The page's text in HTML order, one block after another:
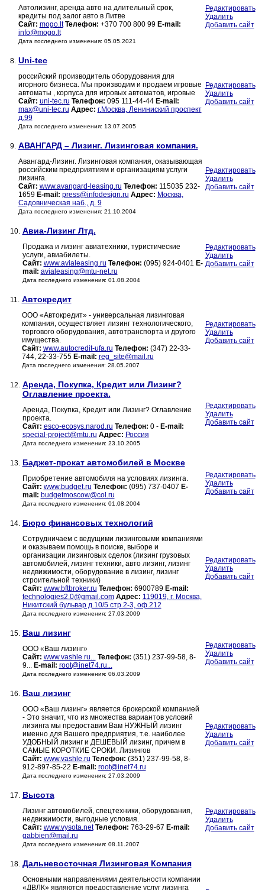
Автолизинг, аренда авто на длительный срок,
кредиты под залог авто в Литве
Сайт: mogo.lt Телефон: +370 700 800 99 E-mail:
info@mogo.lt
Дата последнего изменения: 05.05.2021
Редактировать
Удалить
Добавить сайт
8. Uni-tec
российский производитель оборудования для
игорного бизнеса. Мы производим и продаем игровые
автоматы , корпуса для игровых автоматов, игровые
Сайт: uni-tec.ru Телефон: 095 111-44-44 E-mail:
max@uni-tec.ru Адрес: г.Москва, Лениниский проспект
д.99
Дата последнего изменения: 13.07.2005
Редактировать
Удалить
Добавить сайт
9. АВАНГАРД – Лизинг. Лизинговая компания.
Авангард-Лизинг. Лизинговая компания, оказывающая
российским предприятиям и организациям услуги
лизинга.
Сайт: www.avangard-leasing.ru Телефон: 115035 232-
1659 E-mail: press@infodesign.ru Адрес: Москва,
Садовническая наб., д. 9
Дата последнего изменения: 21.10.2004
Редактировать
Удалить
Добавить сайт
10. Авиа-Лизинг Лтд.
Продажа и лизинг авиатехники, туристические
услуги, авиабилеты.
Сайт: www.avialeasing.ru Телефон: (095) 924-0401 E-
mail: avialeasing@mtu-net.ru
Дата последнего изменения: 01.08.2004
Редактировать
Удалить
Добавить сайт
11. Автокредит
ООО «Автокредит» - универсальная лизинговая
компания, осуществляет лизинг технологического,
торгового оборудования, автотранспорта и другого
имущества.
Сайт: www.autocredit-ufa.ru Телефон: (347) 22-33-
744, 22-33-755 E-mail: reg_site@mail.ru
Дата последнего изменения: 28.05.2007
Редактировать
Удалить
Добавить сайт
12. Аренда, Покупка, Кредит или Лизинг?
Оглавление проекта.
Аренда, Покупка, Кредит или Лизинг? Оглавление
проекта.
Сайт: esco-ecosys.narod.ru Телефон: 0 - E-mail:
special-project@mtu.ru Адрес: Россия
Дата последнего изменения: 23.10.2005
Редактировать
Удалить
Добавить сайт
13. Баджет-прокат автомобилей в Москве
Приобретение автомобиля на условиях лизинга.
Сайт: www.budget.ru Телефон: (095) 737-0407 E-
mail: budgetmoscow@col.ru
Дата последнего изменения: 01.08.2004
Редактировать
Удалить
Добавить сайт
14. Бюро финансовых технологий
Сотрудничаем с ведущими лизинговыми компаниями
и оказываем помощь в поиске, выборе и
организации лизинговых сделок (лизинг грузовых
автомобилей, лизинг техники, авто лизинг, лизинг
недвижимости, оборудование в лизинг, лизинг
строительной техники)
Сайт: www.bftbroker.ru Телефон: 6900789 E-mail:
technologies2.0@gmail.com Адрес: 119019, г. Москва,
Никитский бульвар д.10/5 стр.2-3, оф.212
Дата последнего изменения: 27.03.2009
Редактировать
Удалить
Добавить сайт
15. Ваш лизинг
ООО «Ваш лизинг»
Сайт: www.vashle.ru... Телефон: (351) 237-99-58, 8-
9... E-mail: root@inet74.ru...
Дата последнего изменения: 06.03.2009
Редактировать
Удалить
Добавить сайт
16. Ваш лизинг
ООО «Ваш лизинг» является брокерской компанией
- Это значит, что из множества вариантов условий
лизинга мы предоставим Вам НУЖНЫЙ лизинг
именно для Вашего предприятия, т.е. наиболее
УДОБНЫЙ лизинг и ДЕШЕВЫЙ лизинг, причем в
САМЫЕ КОРОТКИЕ СРОКИ. Лизингов
Сайт: www.vashle.ru Телефон: (351) 237-99-58, 8-
912-897-85-22 E-mail: root@inet74.ru
Дата последнего изменения: 27.03.2009
Редактировать
Удалить
Добавить сайт
17. Высота
Лизинг автомобилей, спецтехники, оборудования,
недвижимости, выгодные условия.
Сайт: www.vysota.net Телефон: 763-29-67 E-mail:
gabbien@mail.ru
Дата последнего изменения: 08.11.2007
Редактировать
Удалить
Добавить сайт
18. Дальневосточная Лизинговая Компания
Основными направлениями деятельности компании
«ДВЛК» являются предоставление услуг лизинга